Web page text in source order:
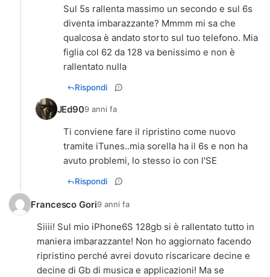
Sul 5s rallenta massimo un secondo e sul 6s
diventa imbarazzante? Mmmm mi sa che
qualcosa è andato storto sul tuo telefono. Mia
figlia col 62 da 128 va benissimo e non è
rallentato nulla
Rispondi
JEd909 anni fa
Ti conviene fare il ripristino come nuovo
tramite iTunes..mia sorella ha il 6s e non ha
avuto problemi, lo stesso io con l'SE
Rispondi
Francesco Gori9 anni fa
Siiii! Sul mio iPhone6S 128gb si è rallentato tutto in
maniera imbarazzante! Non ho aggiornato facendo
ripristino perché avrei dovuto riscaricare decine e
decine di Gb di musica e applicazioni! Ma se